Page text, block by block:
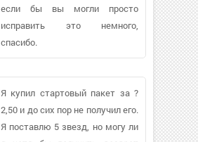
если бы вы могли просто
исправить это немного,
спасибо.
Я купил стартовый пакет за ?
2,50 и до сих пор не получил его.
Я поставлю 5 звезд, но могу ли